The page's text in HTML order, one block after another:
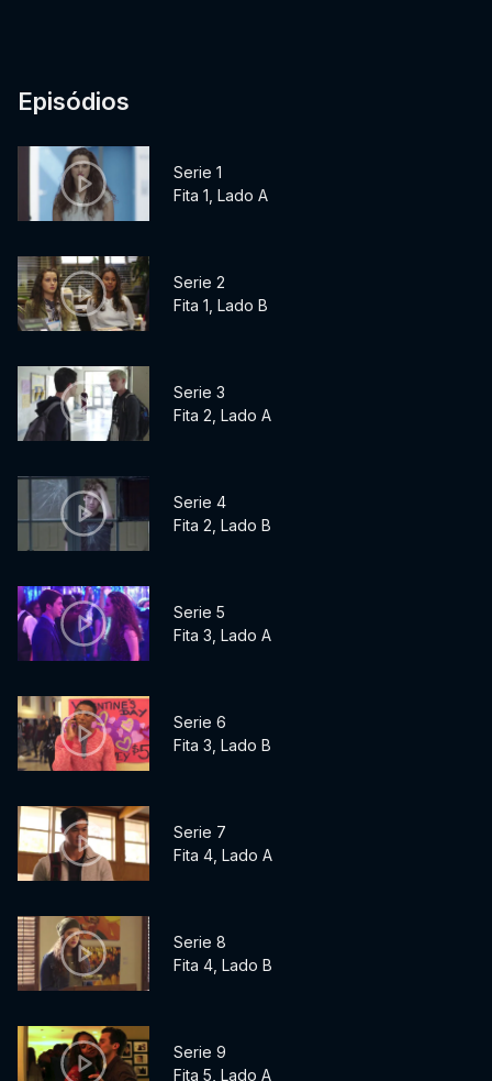
Episódios
Serie 1
Fita 1, Lado A
Serie 2
Fita 1, Lado B
Serie 3
Fita 2, Lado A
Serie 4
Fita 2, Lado B
Serie 5
Fita 3, Lado A
Serie 6
Fita 3, Lado B
Serie 7
Fita 4, Lado A
Serie 8
Fita 4, Lado B
Serie 9
Fita 5, Lado A